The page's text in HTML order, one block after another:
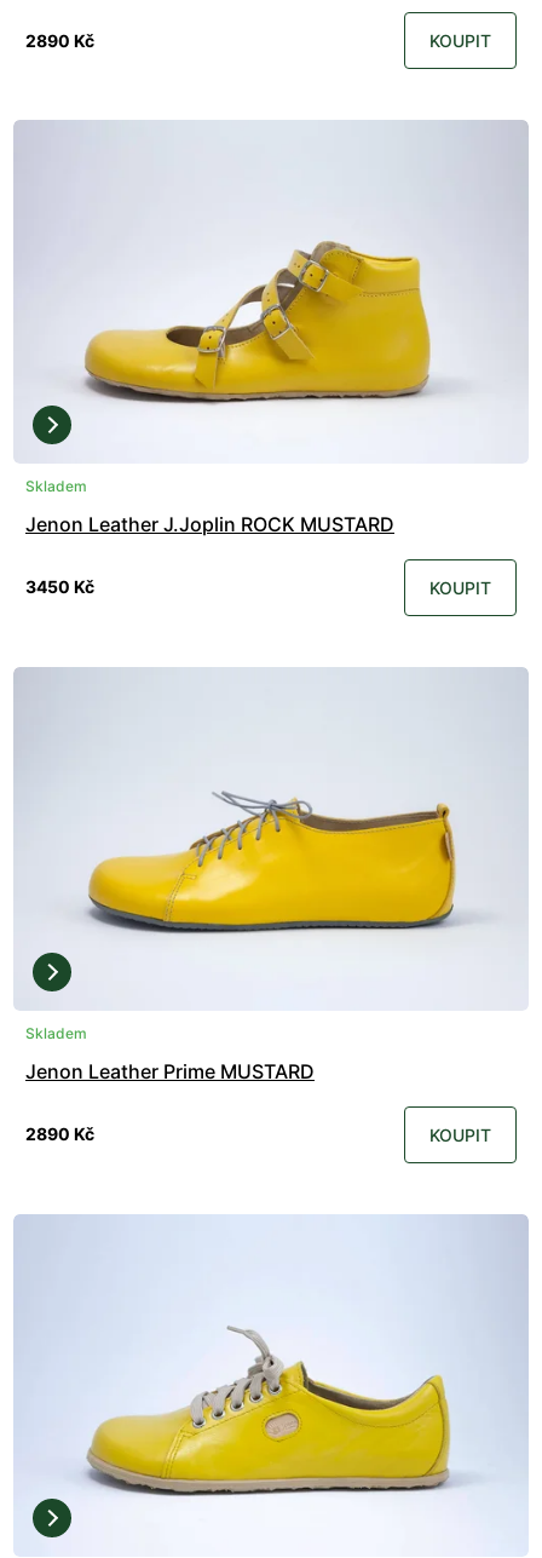
2890 Kč KOUPIT
Skladem
Jenon Leather J.Joplin ROCK MUSTARD
3450 Kč KOUPIT
Skladem
Jenon Leather Prime MUSTARD
2890 Kč KOUPIT